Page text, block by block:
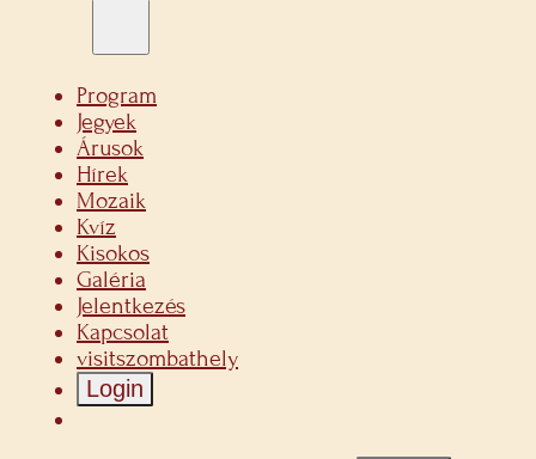
Program
Jegyek
Árusok
Hírek
Mozaik
Kvíz
Kisokos
Galéria
Jelentkezés
Kapcsolat
visitszombathely
Login